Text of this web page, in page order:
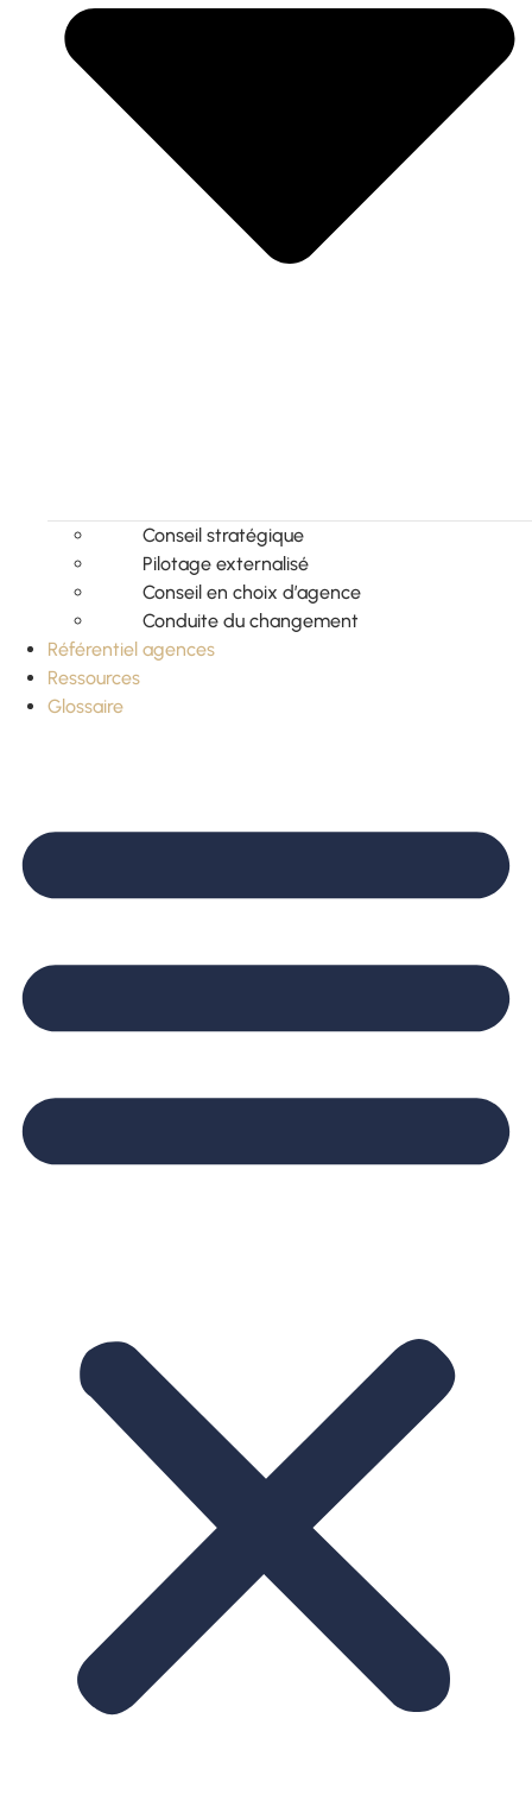
Conseil stratégique
Pilotage externalisé
Conseil en choix d’agence
Conduite du changement
Référentiel agences
Ressources
Glossaire